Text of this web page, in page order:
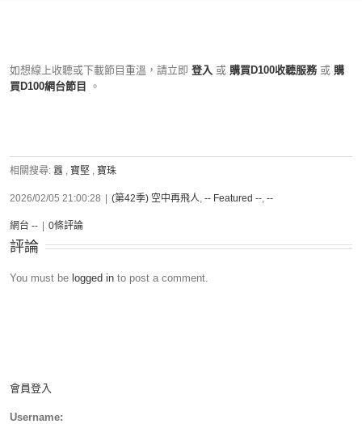
如想線上收聽或下載節目重溫，請立即 登入 或 購買D100收聽服務 或 購
買D100網台節目
。
相關搜尋: 囂 , 寶堅 , 寶珠
2026/02/05 21:00:28 (第42季) 空中再飛人, -- Featured --, --
網台 -- 0條評論
評論
You must be logged in to post a comment.
會員登入
Username: